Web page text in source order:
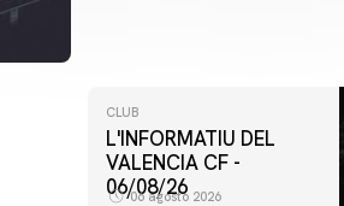
CLUB
L'INFORMATIU DEL
VALENCIA CF -
06/08/26
06 agosto 2026